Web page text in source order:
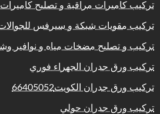
تركيب كاميرات مراقبة و تصليح كاميرات
تركيب مقويات شبكة و سيرفس للجوالات
تركيب و تصليح مضخات مياه و نوافير
تركيب ورق جدران الجهراء فوري
تركيب ورق جدران الكويت66405052
تركيب ورق جدران حولي